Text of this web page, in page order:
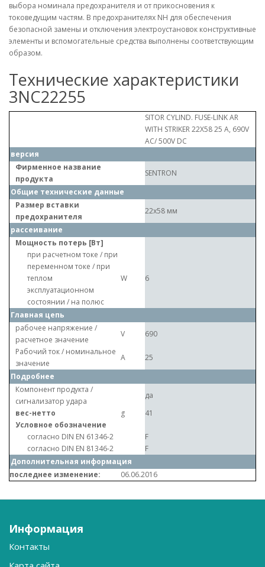
выбора номинала предохранителя и от прикосновения к
токоведущим частям. В предохранителях NH для обеспечения
безопасной замены и отключения электроустановок конструктивные
элементы и вспомогательные средства выполнены соответствующим
образом.
Технические характеристики
3NC22255
SITOR CYLIND. FUSE-LINK AR
WITH STRIKER 22X58 25 A, 690V
AC/ 500V DC
версия
Фирменное название
продукта
SENTRON
Общие технические данные
Размер вставки
предохранителя
22x58 мм
рассеивание
Мощность потерь [Вт]
при расчетном токе / при
переменном токе / при
теплом
эксплуатационном
состоянии / на полюс
W 6
Главная цепь
рабочее напряжение /
расчетное значение
V
690
Рабочий ток / номинальное
значение
A
25
Подробнее
Компонент продукта /
сигнализатор удара
да
вес-нетто
g
41
Условное обозначение
согласно DIN EN 61346-2
F
согласно DIN EN 81346-2
F
Дополнительная информация
последнее изменение:
06.06.2016
Информация
Контакты